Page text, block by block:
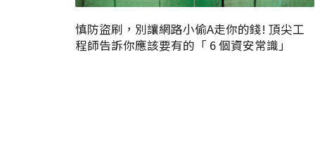
慎防盜刷，別讓網路小偷A走你的錢! 頂尖工
程師告訴你應該要有的「 6 個資安常識」